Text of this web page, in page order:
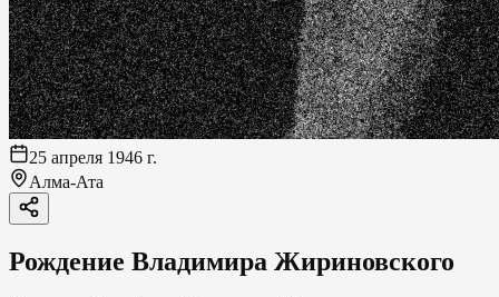
25 апреля 1946 г.
Алма-Ата
Рождение Владимира Жириновского